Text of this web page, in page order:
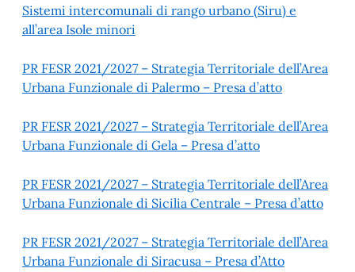
Sistemi intercomunali di rango urbano (Siru) e
all’area Isole minori
PR FESR 2021/2027 – Strategia Territoriale dell’Area
Urbana Funzionale di Palermo – Presa d’atto
PR FESR 2021/2027 – Strategia Territoriale dell’Area
Urbana Funzionale di Gela – Presa d’atto
PR FESR 2021/2027 – Strategia Territoriale dell’Area
Urbana Funzionale di Sicilia Centrale – Presa d’atto
PR FESR 2021/2027 – Strategia Territoriale dell’Area
Urbana Funzionale di Siracusa – Presa d’Atto